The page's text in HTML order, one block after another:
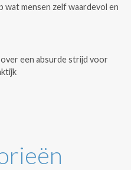
wat mensen zelf waardevol en
een absurde strijd voor